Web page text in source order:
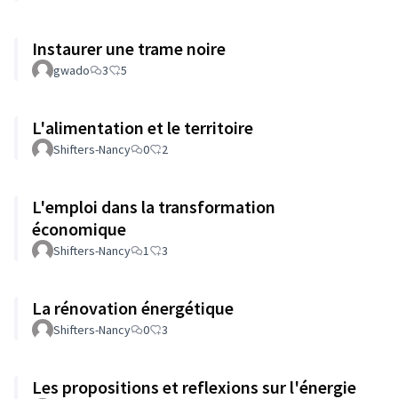
Instaurer une trame noire
gwado 3 5
L'alimentation et le territoire
Shifters-Nancy 0 2
L'emploi dans la transformation
économique
Shifters-Nancy 1 3
La rénovation énergétique
Shifters-Nancy 0 3
Les propositions et reflexions sur l'énergie